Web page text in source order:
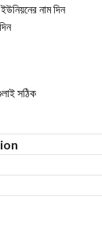
নাম দিন
সঠিক